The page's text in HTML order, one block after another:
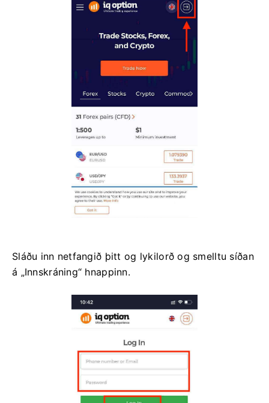
Sláðu inn netfangið þitt og lykilorð og smelltu síðan
á „Innskráning“ hnappinn.